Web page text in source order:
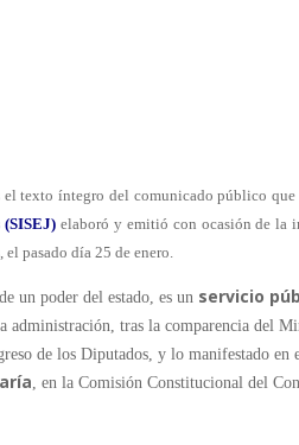
el texto íntegro del comunicado público que
elaboró y emitió con ocasión de la
pasado día 25 de enero.
un poder del estado, es un servicio
administración, tras la comparencia del
de los Diputados, y lo manifestado
, en la Comisión Constitucional del